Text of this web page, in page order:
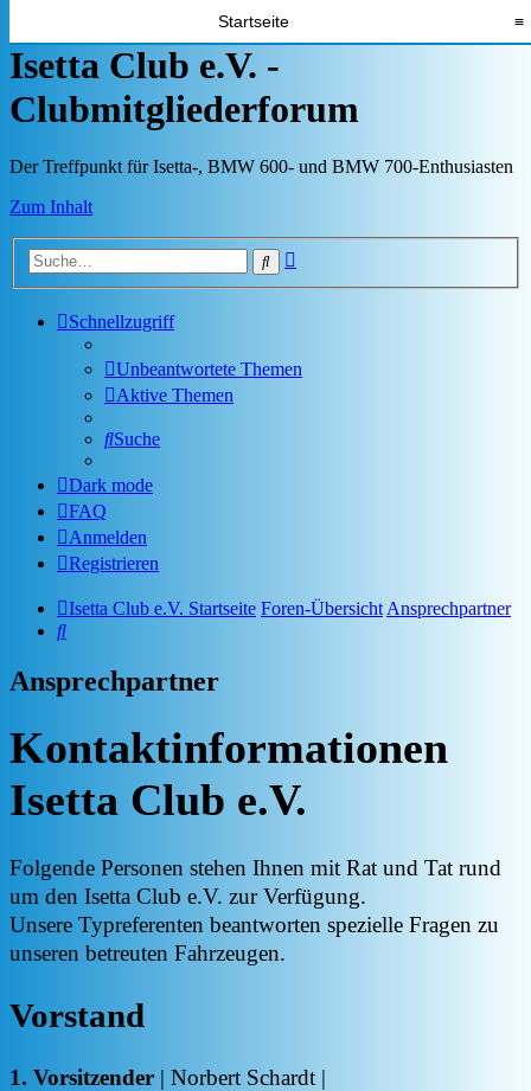
Startseite ≡
Isetta Club e.V. -
Clubmitgliederforum
Der Treffpunkt für Isetta-, BMW 600- und BMW 700-Enthusiasten
Zum Inhalt
Suche
Schnellzugriff
Unbeantwortete Themen
Aktive Themen
Suche
Dark mode
FAQ
Anmelden
Registrieren
Isetta Club e.V. Startseite Foren-Übersicht Ansprechpartner
Suche
Ansprechpartner
Kontaktinformationen
Isetta Club e.V.
Folgende Personen stehen Ihnen mit Rat und Tat rund
um den Isetta Club e.V. zur Verfügung.
Unsere Typreferenten beantworten spezielle Fragen zu
unseren betreuten Fahrzeugen.
Vorstand
1. Vorsitzender | Norbert Schardt |